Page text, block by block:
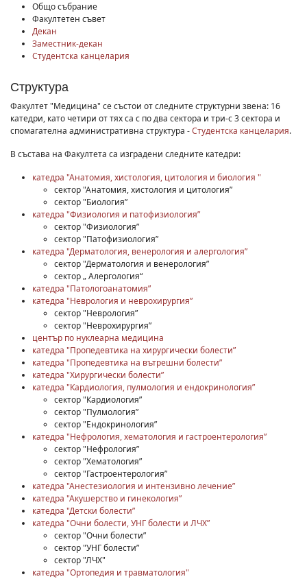
Общо събрание
Факултетен съвет
Декан
Заместник-декан
Студентска канцелария
Структура
Факултет "Медицина" се състои от следните структурни звена: 16
катедри, като четири от тях са с по два сектора и три-с 3 сектора и
спомагателна административна структура -Студентска канцелария.
В състава на Факултета са изградени следните катедри:
катедра "Анатомия, хистология, цитология и биология "
сектор "Анатомия, хистология и цитология”
сектор "Биология”
катедра "Физиология и патофизиология”
сектор "Физиология”
сектор "Патофизиология”
катедра "Дерматология, венерология и алергология”
сектор "Дерматология и венерология”
сектор „ Алергология“
катедра "Патологоанатомия”
катедра "Неврология и неврохирургия”
сектор "Неврология”
сектор "Неврохирургия”
център по нуклеарна медицина
катедра "Пропедевтика на хирургически болести”
катедра "Пропедевтика на вътрешни болести”
катедра "Хирургически болести”
катедра "Кардиология, пулмология и ендокринология”
сектор "Кардиология”
сектор "Пулмология”
сектор "Ендокринология”
катедра "Нефрология, хематология и гастроентерология”
сектор "Нефрология”
сектор "Хематология”
сектор "Гастроентерология”
катедра "Анестезиология и интензивно лечение”
катедра "Акушерство и гинекология”
катедра "Детски болести”
катедра "Очни болести, УНГ болести и ЛЧХ”
сектор "Очни болести”
сектор "УНГ болести”
сектор "ЛЧХ"
катедра "Ортопедия и травматология"